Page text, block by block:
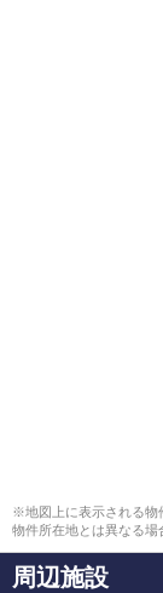
※地図上に表示される物
物件所在地とは異なる場
周辺施設